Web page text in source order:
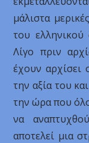
μάλιστα
του ελληνικού
Λίγο πριν
έχουν αρχίσει
την αξία του
την ώρα που
να
αποτελεί μια